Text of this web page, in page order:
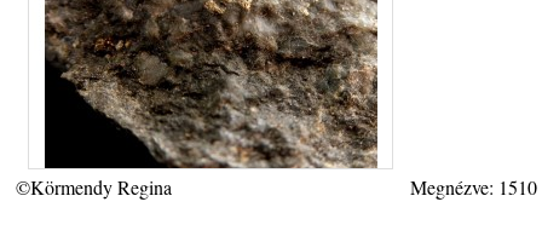
©Körmendy Regina Megnézve: